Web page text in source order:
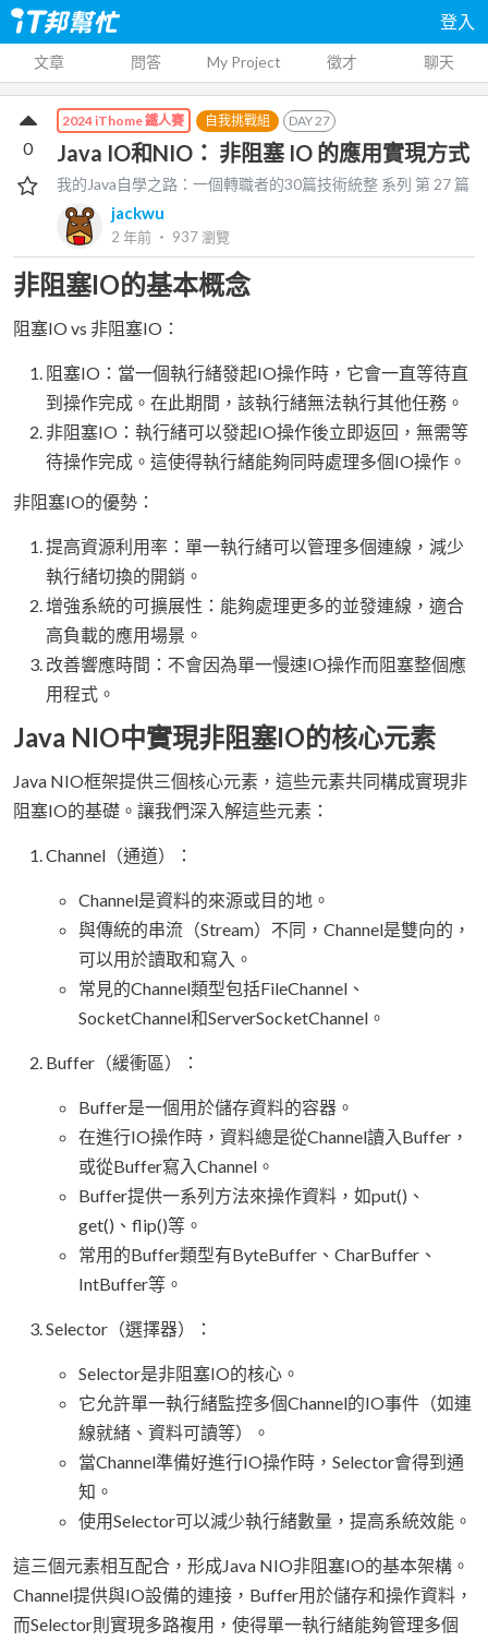
登入
文章 問答 My Project 徵才 聊天
2024 iThome 鐵人賽 自我挑戰組 DAY27
Java IO和NIO： 非阻塞 IO 的應用實現方式
我的Java自學之路：一個轉職者的30篇技術統整 系列 第27 篇
jackwu
2 年前 ‧ 937瀏覽
0
非阻塞IO的基本概念
阻塞IO vs 非阻塞IO：
阻塞IO：當一個執行緒發起IO操作時，它會一直等待直
到操作完成。在此期間，該執行緒無法執行其他任務。
非阻塞IO：執行緒可以發起IO操作後立即返回，無需等
待操作完成。這使得執行緒能夠同時處理多個IO操作。
非阻塞IO的優勢：
提高資源利用率：單一執行緒可以管理多個連線，減少
執行緒切換的開銷。
增強系統的可擴展性：能夠處理更多的並發連線，適合
高負載的應用場景。
改善響應時間：不會因為單一慢速IO操作而阻塞整個應
用程式。
Java NIO中實現非阻塞IO的核心元素
Java NIO框架提供三個核心元素，這些元素共同構成實現非
阻塞IO的基礎。讓我們深入解這些元素：
Channel（通道）：
Channel是資料的來源或目的地。
與傳統的串流（Stream）不同，Channel是雙向的，
可以用於讀取和寫入。
常見的Channel類型包括FileChannel、
SocketChannel和ServerSocketChannel。
Buffer（緩衝區）：
Buffer是一個用於儲存資料的容器。
在進行IO操作時，資料總是從Channel讀入Buffer，
或從Buffer寫入Channel。
Buffer提供一系列方法來操作資料，如put()、
get()、flip()等。
常用的Buffer類型有ByteBuffer、CharBuffer、
IntBuffer等。
Selector（選擇器）：
Selector是非阻塞IO的核心。
它允許單一執行緒監控多個Channel的IO事件（如連
線就緒、資料可讀等）。
當Channel準備好進行IO操作時，Selector會得到通
知。
使用Selector可以減少執行緒數量，提高系統效能。
這三個元素相互配合，形成Java NIO非阻塞IO的基本架構。
Channel提供與IO設備的連接，Buffer用於儲存和操作資料，
而Selector則實現多路複用，使得單一執行緒能夠管理多個